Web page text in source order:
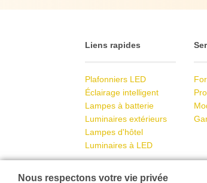
Liens rapides
Plafonniers LED
Éclairage intelligent
Lampes à batterie
Luminaires extérieurs
Lampes d'hôtel
Luminaires à LED
Nous respectons votre vie privée